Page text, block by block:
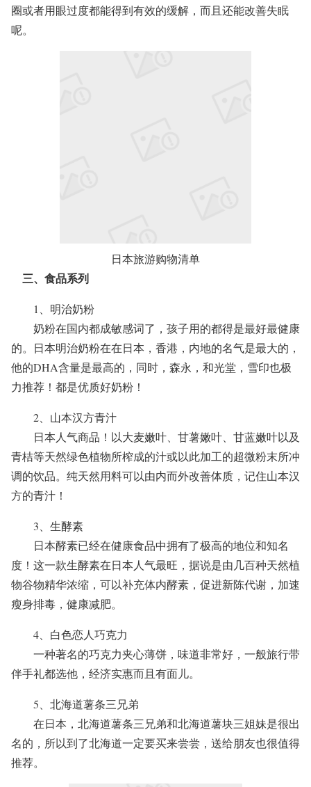
圈或者用眼过度都能得到有效的缓解，而且还能改善失眠
呢。
日本旅游购物清单
三、食品系列
1、明治奶粉
奶粉在国内都成敏感词了，孩子用的都得是最好最健康
的。日本明治奶粉在在日本，香港，内地的名气是最大的，
他的DHA含量是最高的，同时，森永，和光堂，雪印也极
力推荐！都是优质好奶粉！
2、山本汉方青汁
日本人气商品！以大麦嫩叶、甘薯嫩叶、甘蓝嫩叶以及
青桔等天然绿色植物所榨成的汁或以此加工的超微粉末所冲
调的饮品。纯天然用料可以由内而外改善体质，记住山本汉
方的青汁！
3、生酵素
日本酵素已经在健康食品中拥有了极高的地位和知名
度！这一款生酵素在日本人气最旺，据说是由几百种天然植
物谷物精华浓缩，可以补充体内酵素，促进新陈代谢，加速
瘦身排毒，健康减肥。
4、白色恋人巧克力
一种著名的巧克力夹心薄饼，味道非常好，一般旅行带
伴手礼都选他，经济实惠而且有面儿。
5、北海道薯条三兄弟
在日本，北海道薯条三兄弟和北海道薯块三姐妹是很出
名的，所以到了北海道一定要买来尝尝，送给朋友也很值得
推荐。